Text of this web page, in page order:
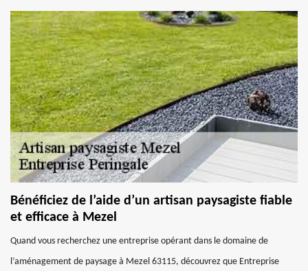
Bénéficiez de l’aide d’un artisan paysagiste fiable
et efficace à Mezel
Quand vous recherchez une entreprise opérant dans le domaine de
l’aménagement de paysage à Mezel 63115, découvrez que Entreprise